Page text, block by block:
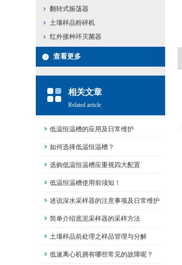
翻转式振荡器
土壤样品粉碎机
红外接种环灭菌器
查看更多
相关文章
Related article
低温恒温槽的应用及日常维护
如何选择低温恒温槽？
选购低温恒温槽应重视四大配置
低温恒温槽使用前须知！
述说深水采样器的注意事项及日常维护
简单介绍底泥采样器的采样方法
土壤样品前处理之样品管理与分解
低速离心机拥有哪些常见的故障呢？